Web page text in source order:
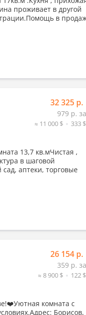
проживает в другой
в
32 325 р.
979 р.
≈ 11 000 $ 333
13,7 кв.мЧистая ,
в шаговой
аптеки, торговые
26 154 р.
359 р.
≈ 8 900 $ 122
комната с
Борисов,